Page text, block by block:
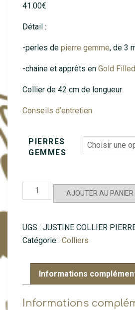
41.00€
Détail :
-perles de pierre gemme, de 3
-chaine et apprêts en Gold Filled
Collier de 42 cm de longueur
Conseils d’entretien
PIERRES
GEMMES
quantité
de
fine
AJOUTER AU PANIER
UGS : JUSTINE COLLIER
Catégorie : Colliers
Informations
Informations